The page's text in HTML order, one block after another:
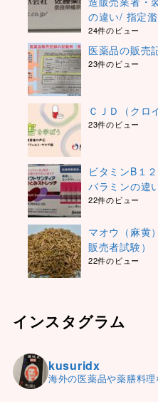
の違い/ 指定
24件のビュー
医薬品の販売
23件のビュー
ＣＪＤ（クロ
23件のビュー
ビタミンB１
バラミンの違い
22件のビュー
マオウ（麻黄
販売者試験）
22件のビュー
インスタグラム
kusuridx
海外の医薬品や薬膳料理